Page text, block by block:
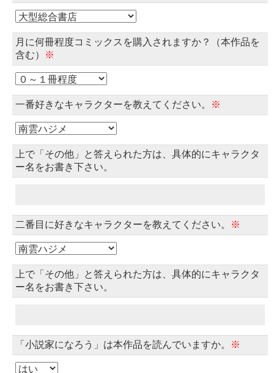
月に何冊程度コミックスを購入されますか？（本作品を
含む）
※
一番好きなキャラクターを教えてください。 ※
上で「その他」と答えられた方は、具体的にキャラクタ
ー名をお書き下さい。
二番目に好きなキャラクターを教えてください。 ※
上で「その他」と答えられた方は、具体的にキャラクタ
ー名をお書き下さい。
「小説家になろう」は本作品を読んでいますか。 ※